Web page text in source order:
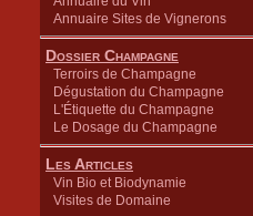
Annuaire Sites de Vignerons
Dossier Champagne
Terroirs de Champagne
Dégustation du Champagne
L'Étiquette du Champagne
Le Dosage du Champagne
Les Articles
Vin Bio et Biodynamie
Visites de Domaine